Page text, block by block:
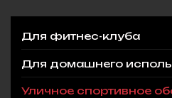
Для фитнес-клуба
Для домашнего
Уличное спортивное